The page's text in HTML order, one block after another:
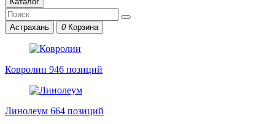
Астрахань 0 Корзина
Ковролин 946 позиций
Линолеум 664 позиций